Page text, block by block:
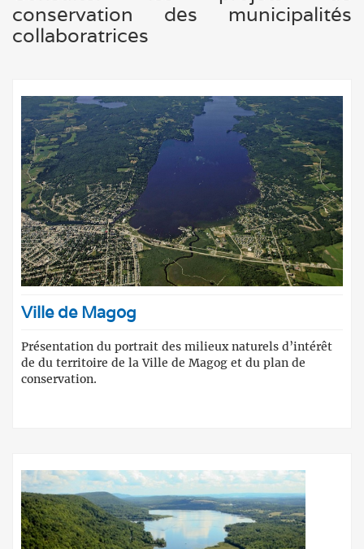
conservation des municipalités
collaboratrices
Ville de Magog
Présentation du portrait des milieux naturels d’intérêt
de du territoire de la Ville de Magog et du plan de
conservation.